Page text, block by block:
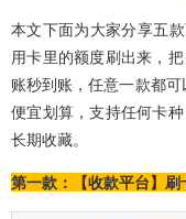
本文下面为大家分享五
用卡里的额度刷出来，
账秒到账，任意一款都
便宜划算，支持任何卡
长期收藏。
第一款：【收款平台】